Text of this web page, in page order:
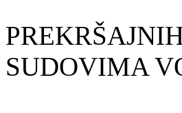
SUDOVIMA